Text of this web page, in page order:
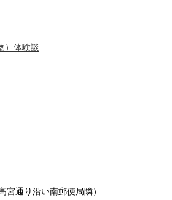
）体験談
宮通り沿い南郵便局隣）